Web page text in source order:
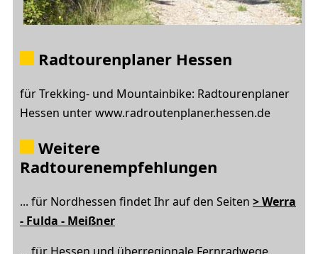
Radtourenplaner Hessen
für Trekking- und Mountainbike: Radtourenplaner
Hessen unter www.radroutenplaner.hessen.de
Weitere
Radtourenempfehlungen
... für Nordhessen findet Ihr auf den Seiten > Werra
- Fulda - Meißner